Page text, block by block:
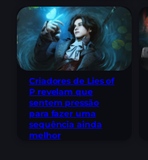
Criadores de Lies of
P revelam que
sentem pressão
para fazer uma
sequência ainda
melhor